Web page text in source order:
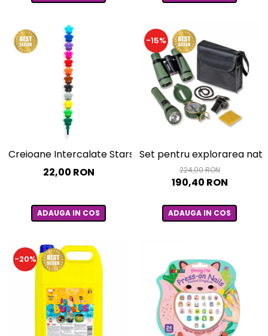
Creioane Intercalate Stars
22,00 RON
ADAUGA IN COS
-15%
Set pentru explorarea
224,00 RON
190,40 RON
ADAUGA IN COS
-20%